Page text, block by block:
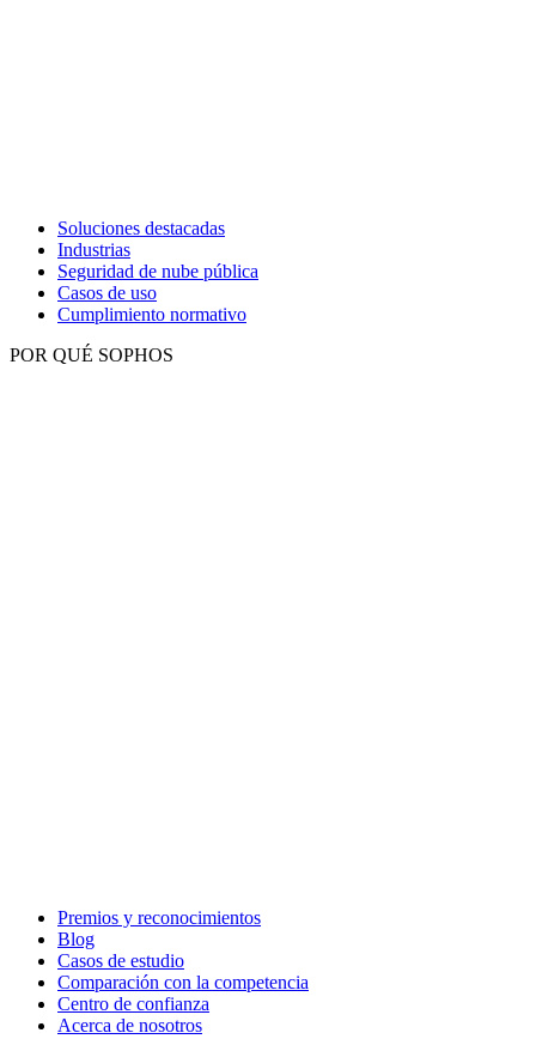
Soluciones destacadas
Industrias
Seguridad de nube pública
Casos de uso
Cumplimiento normativo
POR QUÉ SOPHOS
Premios y reconocimientos
Blog
Casos de estudio
Comparación con la competencia
Centro de confianza
Acerca de nosotros